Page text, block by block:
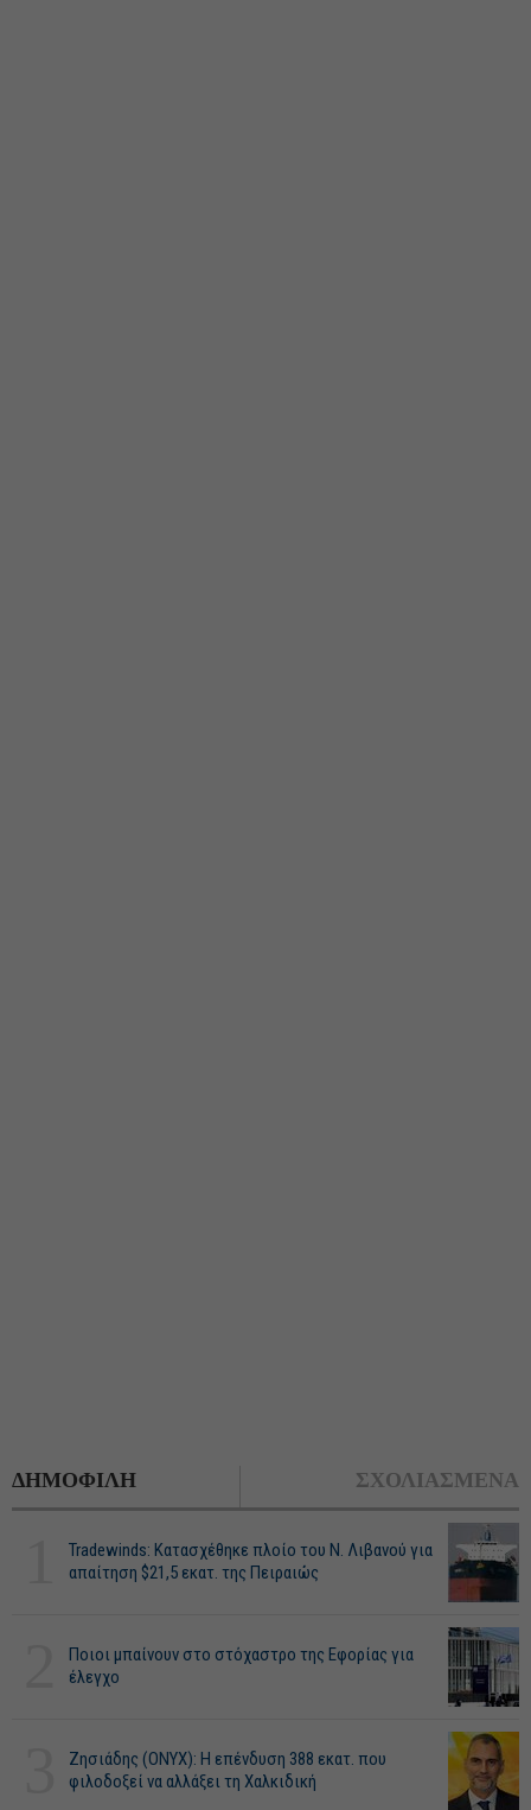
ΔΗΜΟΦΙΛΗ ΣΧΟΛΙΑΣΜΕΝΑ
Tradewinds: Κατασχέθηκε πλοίο του Ν. Λιβανού για
απαίτηση $21,5 εκατ. της Πειραιώς
Ποιοι μπαίνουν στο στόχαστρο της Εφορίας για
έλεγχο
Ζησιάδης (ONYX): Η επένδυση 388 εκατ. που
φιλοδοξεί να αλλάξει τη Χαλκιδική